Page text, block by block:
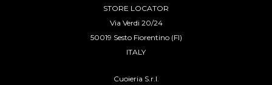
STORE LOCATOR
Via Verdi 20/24
50019 Sesto Fiorentino (FI)
ITALY
Cuoieria S.r.l.